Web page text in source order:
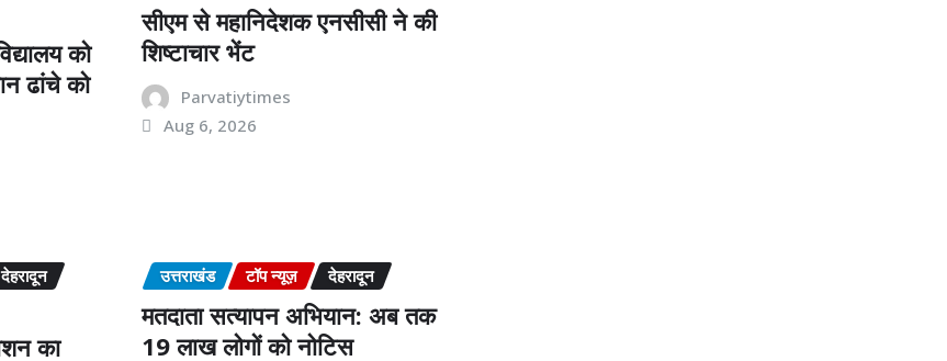
को
ढांचे को
सीएम से महानिदेशक एनसीसी ने की
शिष्टाचार भेंट
Parvatiytimes
Aug 6, 2026
देहरादून
का
उत्तराखंड टॉप न्यूज़ देहरादून
मतदाता सत्यापन अभियान: अब तक
19 लाख लोगों को नोटिस